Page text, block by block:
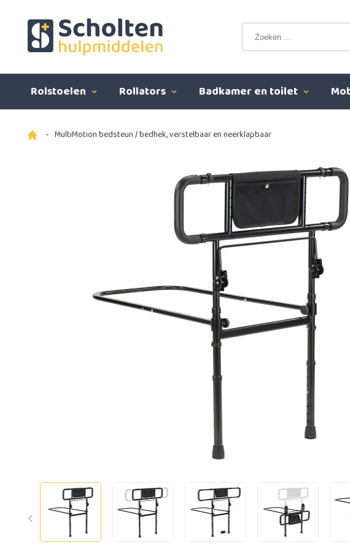
Rolstoelen Rollators Badkamer en toilet
- MultiMotion bedsteun / bedhek, verstelbaar en neerklapbaar